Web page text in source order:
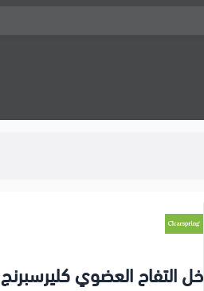
خل التفاح العضوي كليرسبرنج